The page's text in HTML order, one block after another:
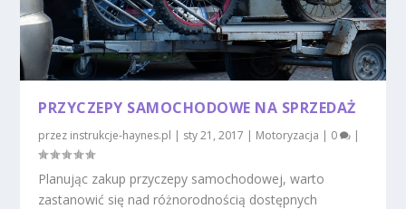
PRZYCZEPY SAMOCHODOWE NA SPRZEDAŻ
przez instrukcje-haynes.pl | sty 21, 2017 | Motoryzacja | 0 |
Planując zakup przyczepy samochodowej, warto
zastanowić się nad różnorodnością dostępnych